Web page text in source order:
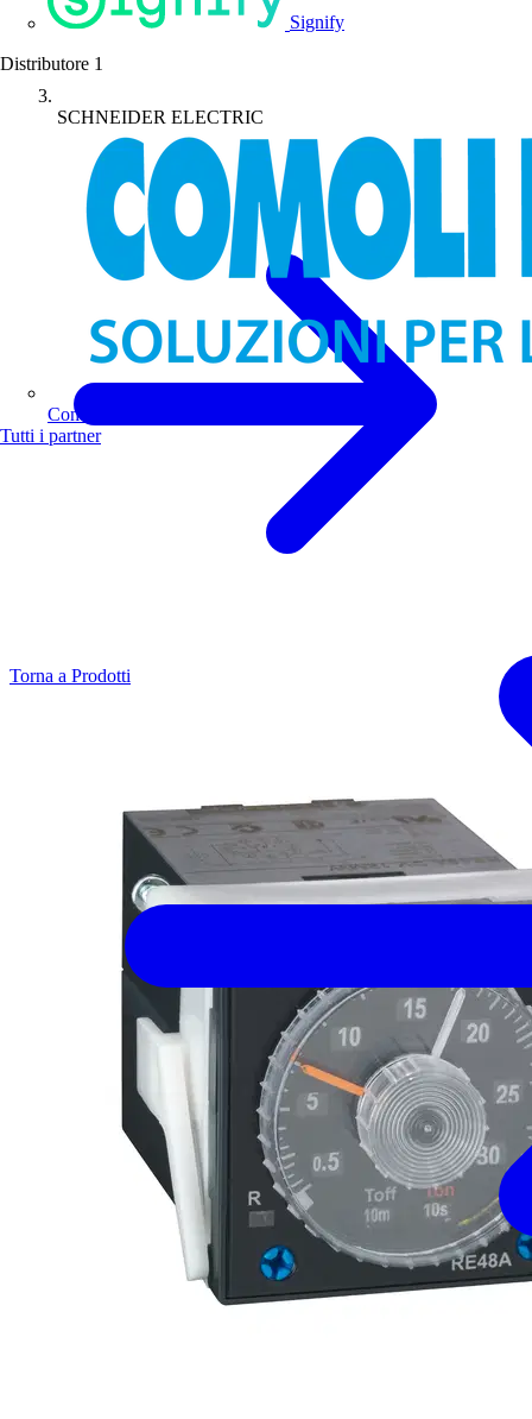
Signify
Distributore 1
Comoli Ferrari
Tutti i partner
SCHNEIDER ELECTRIC
Torna a Prodotti